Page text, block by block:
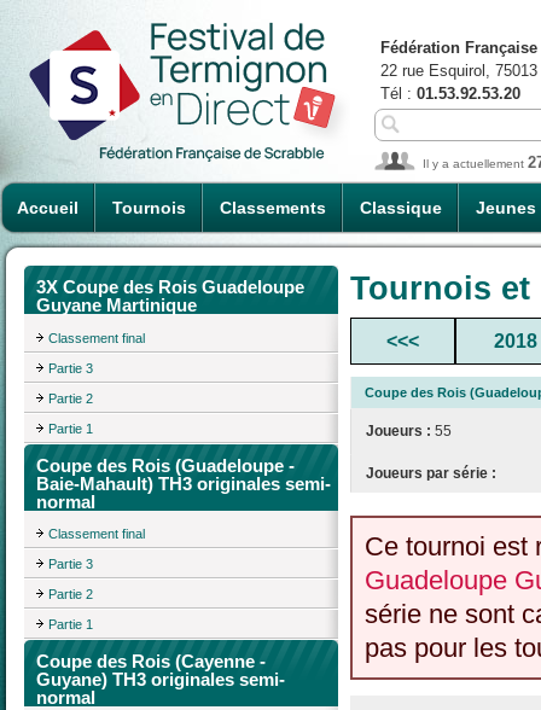
Accueil Tournois Classements Classique Jeunes
Fédération
22 rue Esquirol,
Tél : 01.53.92.53.20
Il y a actuellement
3X Coupe des Rois Guadeloupe
Guyane Martinique
Classement final
Partie 3
Partie 2
Partie 1
Coupe des Rois (Guadeloupe -
Baie-Mahault) TH3 originales semi-
normal
Classement final
Partie 3
Partie 2
Partie 1
Coupe des Rois (Cayenne -
Guyane) TH3 originales semi-
normal
Tournois
<<< 2018
Coupe des Rois
Joueurs : 55
Joueurs par série :
Ce tournoi est
Guadeloupe
série ne sont
pas pour les